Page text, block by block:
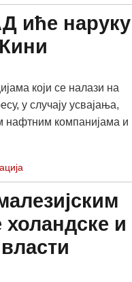
иће наруку
који се налази на
у случају усвајања,
нафтним компанијама и
и